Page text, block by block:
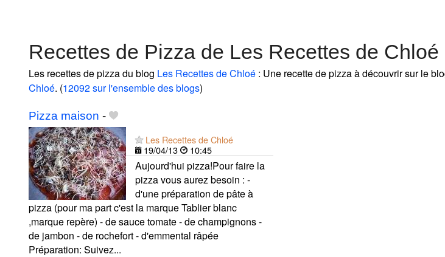
Recettes de Pizza de Les Recettes de Chloé
Les recettes de pizza du blog Les Recettes de Chloé : Une recette de pizza à découvrir sur le
Chloé. (12092 sur l'ensemble des blogs)
Pizza maison -
Les Recettes de Chloé
19/04/13
10:45
Aujourd'hui pizza!Pour faire la
pizza vous aurez besoin : -
d'une préparation de pâte à
pizza (pour ma part c'est la marque Tablier blanc
,marque repère) - de sauce tomate - de champignons -
de jambon - de rochefort - d'emmental râpée
Préparation: Suivez...